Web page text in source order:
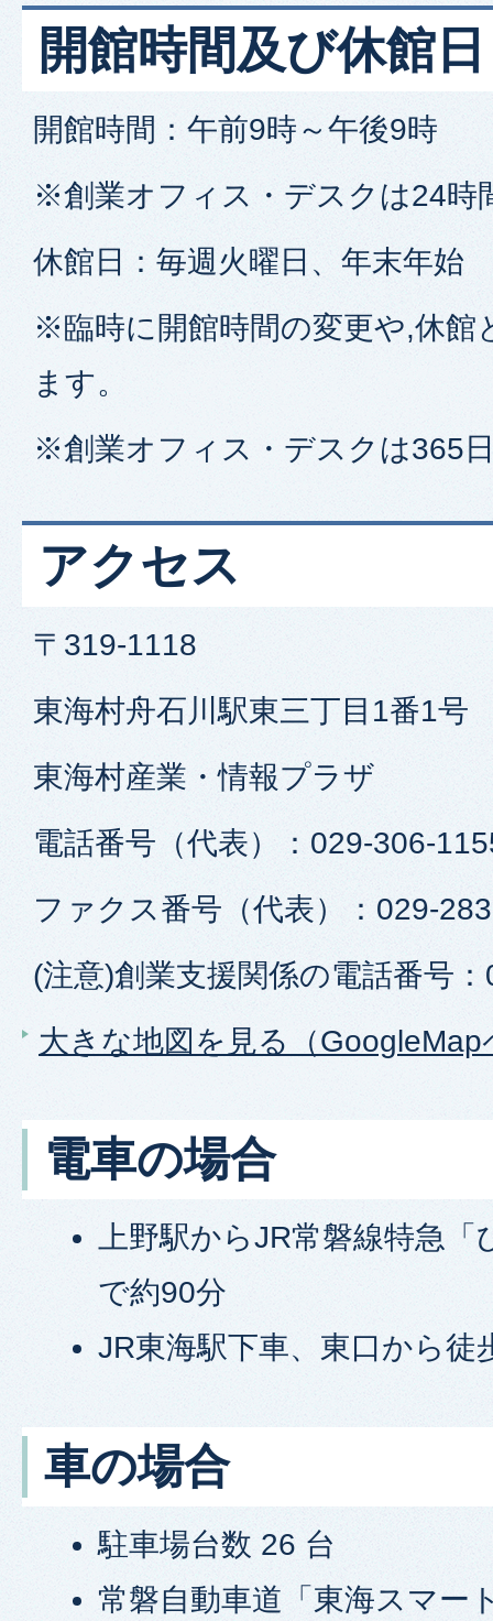
開館時間及び休館日
開館時間：午前9時～午後9時
※創業オフィス・デスクは24時
休館日：毎週火曜日、年末年始
※臨時に開館時間の変更や,休館
ます。
※創業オフィス・デスクは365
アクセス
〒319-1118
東海村舟石川駅東三丁目1番1号
東海村産業・情報プラザ
電話番号（代表）：029-306-
ファクス番号（代表）：029-
(注意)創業支援関係の電話番号
大きな地図を見る（GoogleMap
電車の場合
上野駅からJR常磐線特急「
で約90分
JR東海駅下車、東口から徒
車の場合
駐車場台数 26 台
常磐自動車道「東海スマー